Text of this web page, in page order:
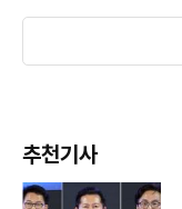
추천기사